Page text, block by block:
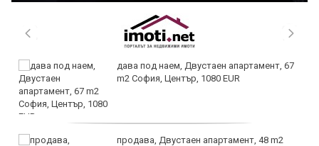
дава под наем, Двустаен апартамент, 67
m2 София, Център, 1080 EUR
продава, Двустаен апартамент, 48 m2